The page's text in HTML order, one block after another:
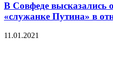
В Совфеде высказались
«служанке Путина» в
11.01.2021